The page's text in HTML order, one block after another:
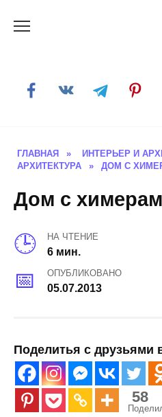
ГЛАВНАЯ » ИНТЕРЬЕР И
АРХИТЕКТУРА
» ДОМ С
Дом с
НА ЧТЕНИЕ
6 мин.
ОПУБЛИКОВАНО
05.07.2013
Поделитья с друзьями
58